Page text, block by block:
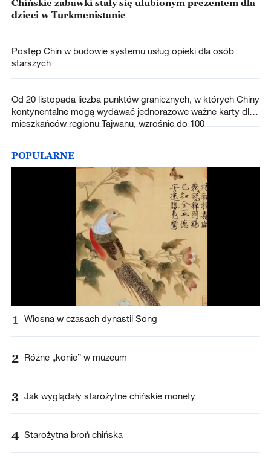
Chińskie zabawki stały się ulubionym prezentem dla
dzieci w Turkmenistanie
Postęp Chin w budowie systemu usług opieki dla osób
starszych
Od 20 listopada liczba punktów granicznych, w których Chiny
kontynentalne mogą wydawać jednorazowe ważne karty dla
mieszkańców regionu Tajwanu, wzrośnie do 100
POPULARNE
1 Wiosna w czasach dynastii Song
2 Różne „konie” w muzeum
3 Jak wyglądały starożytne chińskie monety
4 Starożytna broń chińska